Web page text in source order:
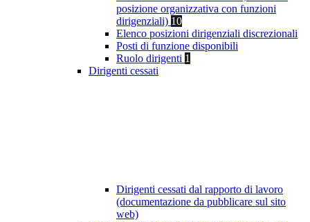
posizione organizzativa con funzioni
dirigenziali) 10
Elenco posizioni dirigenziali discrezionali
Posti di funzione disponibili
Ruolo dirigenti 1
Dirigenti cessati
Dirigenti cessati dal rapporto di lavoro
(documentazione da pubblicare sul sito
web)